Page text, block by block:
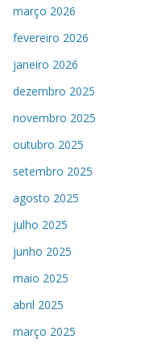
março 2026
fevereiro 2026
janeiro 2026
dezembro 2025
novembro 2025
outubro 2025
setembro 2025
agosto 2025
julho 2025
junho 2025
maio 2025
abril 2025
março 2025